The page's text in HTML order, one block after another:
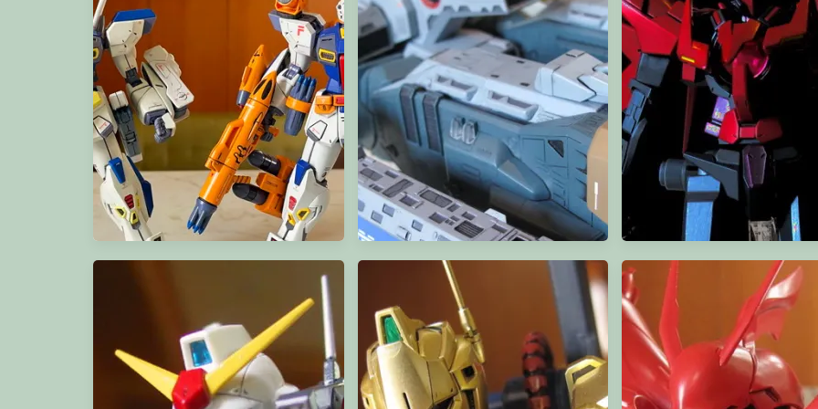
MG Mission Pack F-type & M-type for F-90 1/4000 SDF-1 MACROSS 要塞艦 "劇場版" HGBF Gundam Exia Dark